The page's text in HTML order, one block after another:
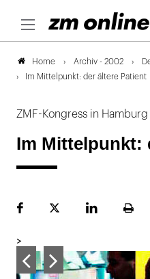
Home Archiv - 2002
Im Mittelpunkt: der ältere Patient
ZMF-Kongress in Hamburg
Im Mittelpunkt:
FacebookPlattformLinekdInSeite
>